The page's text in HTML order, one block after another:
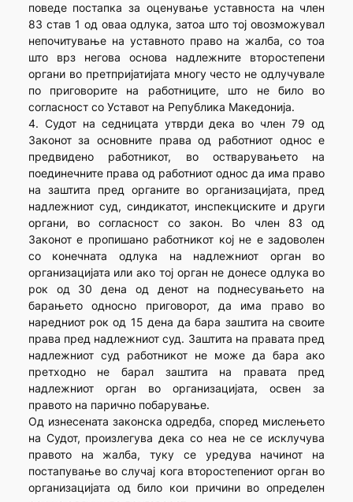
поведе постапка за оценување уставноста на член
83 став 1 од оваа одлука, затоа што тој овозможувал
непочитување на уставното право на жалба, со тоа
што врз негова основа надлежните второстепени
органи во претпријатијата многу често не одлучувале
по приговорите на работниците, што не било во
согласност со Уставот на Република Македонија.
4. Судот на седницата утврди дека во член 79 од
Законот за основните права од работниот однос е
предвидено работникот, во остварувањето на
поединечните права од работниот однос да има право
на заштита пред органите во организацијата, пред
надлежниот суд, синдикатот, инспекциските и други
органи, во согласност со закон. Во член 83 од
Законот е пропишано работникот кој не е задоволен
со конечната одлука на надлежниот орган во
организацијата или ако тој орган не донесе одлука во
рок од 30 дена од денот на поднесувањето на
барањето односно приговорот, да има право во
наредниот рок од 15 дена да бара заштита на своите
права пред надлежниот суд. Заштита на правата пред
надлежниот суд работникот не може да бара ако
претходно не барал заштита на правата пред
надлежниот орган во организацијата, освен за
правото на парично побарување.
Од изнесената законска одредба, според мислењето
на Судот, произлегува дека со неа не се исклучува
правото на жалба, туку се уредува начинот на
постапување во случај кога второстепениот орган во
организацијата од било кои причини во определен